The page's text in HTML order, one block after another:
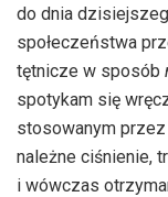
do dnia
społeczeństwa
tętnicze w sposób
spotykam się
stosowanym
należne ciśnienie,
i wówczas